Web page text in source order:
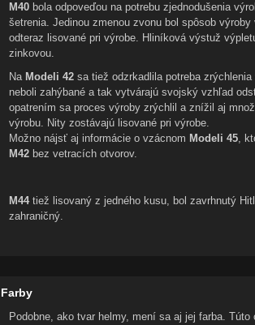
M40 bola odpoveďou na potrebu zjednodušenia
šetrenia. Jedinou zmenou zvonu bol spôsob
odteraz lisované pri výrobe. Hliníková výstuž
zinkovou.
Na Modeli 42 sa tiež odzrkadlila potreba
neboli zahýbané a tak vytvárajú svojský vzhľad
opatrením sa proces výroby zrýchlil a znížil aj
výrobu. Nity zostávajú lisované pri výrobe.
Možno nájsť aj informácie o vzácnom Modeli 45,
M42 bez vetracích otvorov.
M44tiež lisovaný z jedného kusu, bol zavrhnutý
zahraničný.
Farby
Podobne, ako tvar helmy, mení sa aj jej farba.